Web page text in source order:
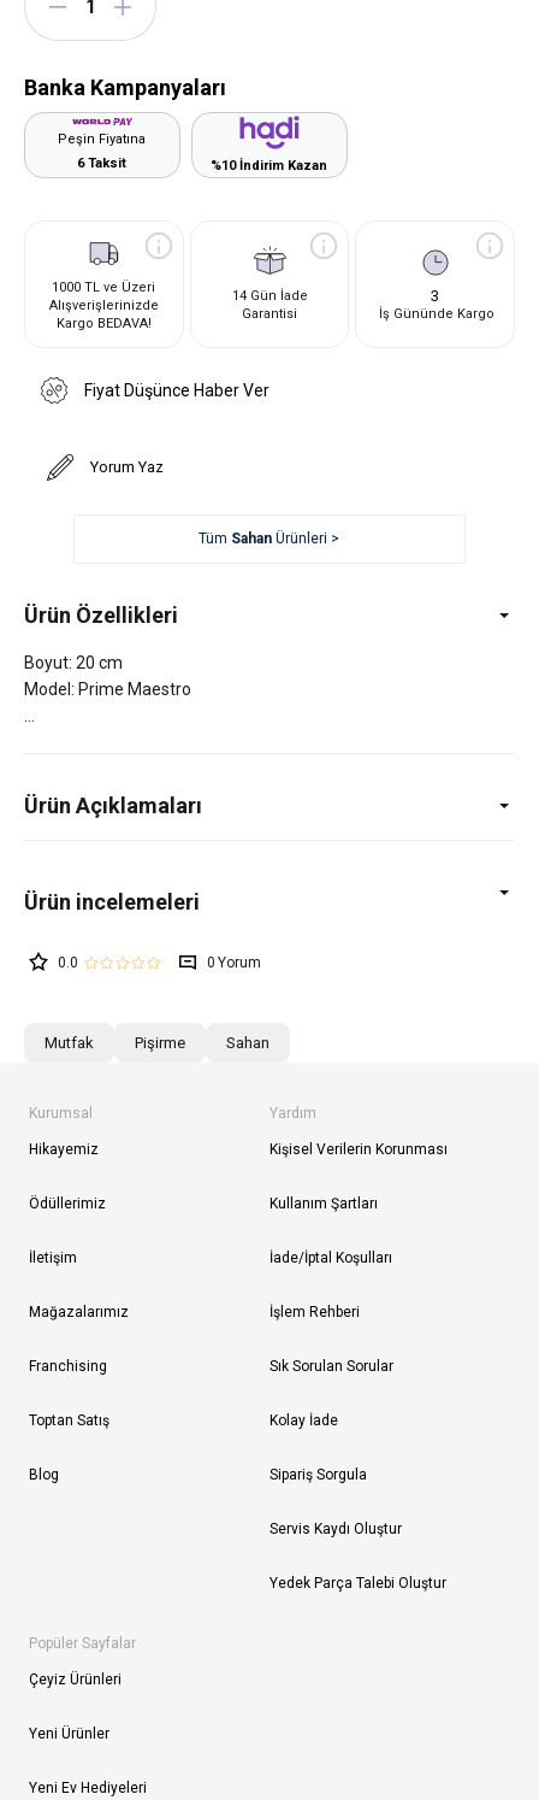
Banka Kampanyaları
Peşin Fiyatına
6 Taksit
%10 İndirim Kazan
1000 TL ve Üzeri
Alışverişlerinizde
Kargo BEDAVA!
14 Gün İade
Garantisi
3
İş Gününde Kargo
Fiyat Düşünce Haber Ver
Yorum Yaz
Tüm Sahan Ürünleri >
Ürün Özellikleri
Boyut: 20 cm
Model: Prime Maestro
Ürün Açıklamaları
0.0 0
Mutfak Pişirme Sahan
Kurumsal
Hikayemiz
Ödüllerimiz
İletişim
Mağazalarımız
Franchising
Toptan Satış
Blog
Yardım
Kişisel Verilerin Korunması
Kullanım Şartları
İade/İptal Koşulları
İşlem Rehberi
Sık Sorulan Sorular
Kolay İade
Sipariş Sorgula
Servis Kaydı Oluştur
Yedek Parça Talebi Oluştur
Popüler Sayfalar
Çeyiz Ürünleri
Yeni Ürünler
Yeni Ev Hediyeleri